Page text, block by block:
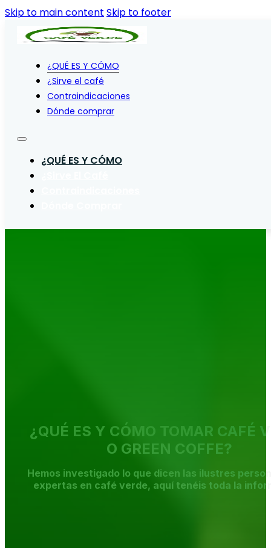
Skip to main content Skip to footer
¿QUÉ ES Y CÓMO
¿Sirve el café
Contraindicaciones
Dónde comprar
¿QUÉ ES Y CÓMO
¿QUÉ ES Y CÓMO TOMAR CAFÉ
O GREEN COFFE?
Hemos investigado lo que dicen las ilustres
expertas en café verde, aquí tenéis toda la